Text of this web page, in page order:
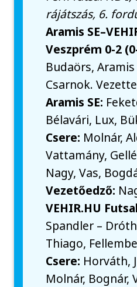
rájátszás, 6.
Aramis
Veszprém 0-2
Budaörs, Aramis
Csarnok.
Aramis SE:
Bélavári, Lux,
Csere: Molnár,
Vattamány,
Nagy, Vas,
Vezetőedző:
VEHIR.HU
Spandler –
Thiago,
Csere: Horváth,
Molnár, Bognár,